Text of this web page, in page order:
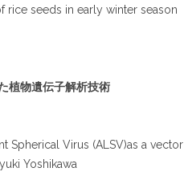
rice seeds in early winter season
植物遺伝子解析技術
Spherical Virus (ALSV)as a vector
Yoshikawa